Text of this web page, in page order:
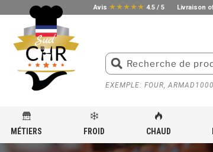
Avis star_ratestar_ratestar_ratestar_ratestar_rate 4.5 / 5 Livraison
EXEMPLE: FOUR,
MÉTIERS FROID CHAUD
ACCUEIL »MATÉRIEL FRIGORIFIQUE POUR CUISINE PROFESSIONNELLE